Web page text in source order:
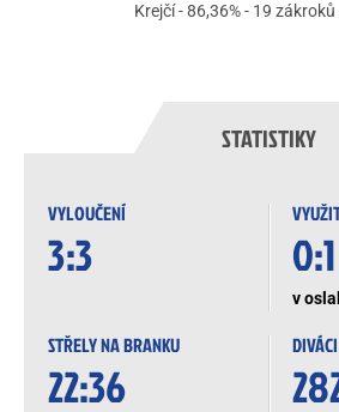
Krejčí - 86,36% - 19
STATISTIKY
VYLOUČENÍ
3:3 0:1
v
STŘELY NA BRANKU
22:36
DIVÁCI